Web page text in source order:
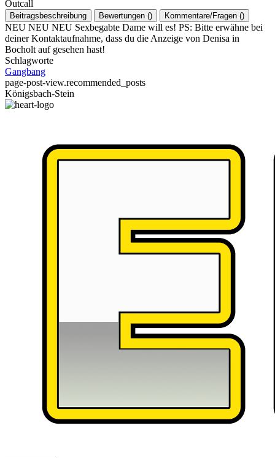
Outcall
Beitragsbeschreibung Bewertungen () Kommentare/Fragen ()
NEU NEU NEU Sexbegabte Dame will es! PS: Bitte erwähne bei
deiner Kontaktaufnahme, dass du die Anzeige von Denisa in
Bocholt auf gesehen hast!
Schlagworte
Gangbang
page-post-view.recommended_posts
Königsbach-Stein